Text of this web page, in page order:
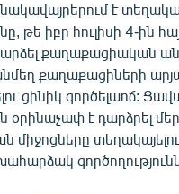
է
թե իբր հուլիսի 4-ին
քաղաքացիական
քաղաքացիների
ցինիկ գործելաոճ:
օրինաչափ է դարձրել
միջոցները